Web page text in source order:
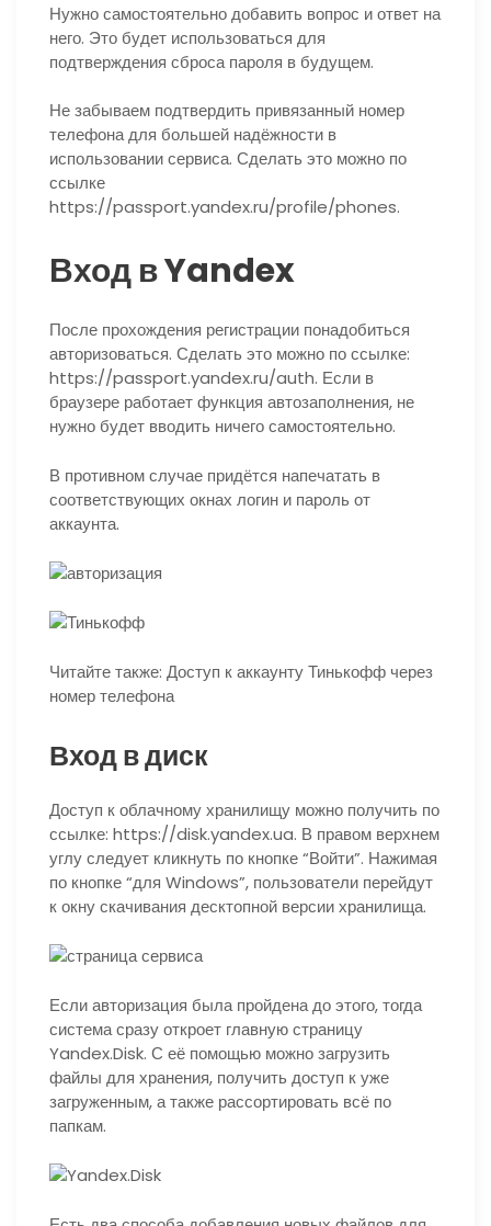
Нужно самостоятельно добавить вопрос и ответ на
него. Это будет использоваться для
подтверждения сброса пароля в будущем.
Не забываем подтвердить привязанный номер
телефона для большей надёжности в
использовании сервиса. Сделать это можно по
ссылке
https://passport.yandex.ru/profile/phones.
Вход в Yandex
После прохождения регистрации понадобиться
авторизоваться. Сделать это можно по ссылке:
https://passport.yandex.ru/auth. Если в
браузере работает функция автозаполнения, не
нужно будет вводить ничего самостоятельно.
В противном случае придётся напечатать в
соответствующих окнах логин и пароль от
аккаунта.
Читайте также: Доступ к аккаунту Тинькофф через
номер телефона
Вход в диск
Доступ к облачному хранилищу можно получить по
ссылке: https://disk.yandex.ua. В правом верхнем
углу следует кликнуть по кнопке “Войти”. Нажимая
по кнопке “для Windows”, пользователи перейдут
к окну скачивания десктопной версии хранилища.
Если авторизация была пройдена до этого, тогда
система сразу откроет главную страницу
Yandex.Disk. С её помощью можно загрузить
файлы для хранения, получить доступ к уже
загруженным, а также рассортировать всё по
папкам.